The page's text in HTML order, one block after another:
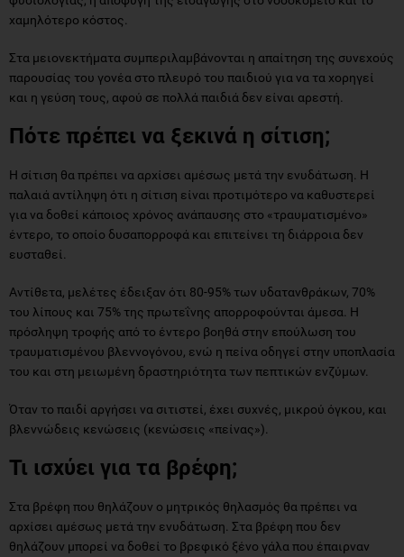
χαμηλότερο κόστος.
Στα μειονεκτήματα συμπεριλαμβάνονται η απαίτηση της συνεχούς
παρουσίας του γονέα στο πλευρό του παιδιού για να τα χορηγεί
και η γεύση τους, αφού σε πολλά παιδιά δεν είναι αρεστή.
Πότε πρέπει να ξεκινά η σίτιση;
Η σίτιση θα πρέπει να αρχίσει αμέσως μετά την ενυδάτωση. Η
παλαιά αντίληψη ότι η σίτιση είναι προτιμότερο να καθυστερεί
για να δοθεί κάποιος χρόνος ανάπαυσης στο «τραυματισμένο»
έντερο, το οποίο δυσαπορροφά και επιτείνει τη διάρροια δεν
ευσταθεί.
Αντίθετα, μελέτες έδειξαν ότι 80-95% των υδατανθράκων, 70%
του λίπους και 75% της πρωτεΐνης απορροφούνται άμεσα. Η
πρόσληψη τροφής από το έντερο βοηθά στην επούλωση του
τραυματισμένου βλεννογόνου, ενώ η πείνα οδηγεί στην υποπλασία
του και στη μειωμένη δραστηριότητα των πεπτικών ενζύμων.
Όταν το παιδί αργήσει να σιτιστεί, έχει συχνές, μικρού όγκου, και
βλεννώδεις κενώσεις (κενώσεις «πείνας»).
Τι ισχύει για τα βρέφη;
Στα βρέφη που θηλάζουν ο μητρικός θηλασμός θα πρέπει να
αρχίσει αμέσως μετά την ενυδάτωση. Στα βρέφη που δεν
θηλάζουν μπορεί να δοθεί το βρεφικό ξένο γάλα που έπαιρναν